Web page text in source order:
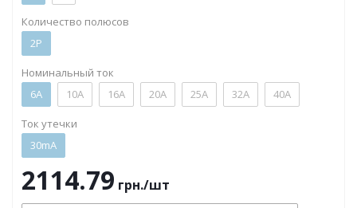
Количество полюсов
2P
Номинальный ток
6А
10А 16А 20А 25А 32А 40А
Ток утечки
30mA
2114.79 грн./шт